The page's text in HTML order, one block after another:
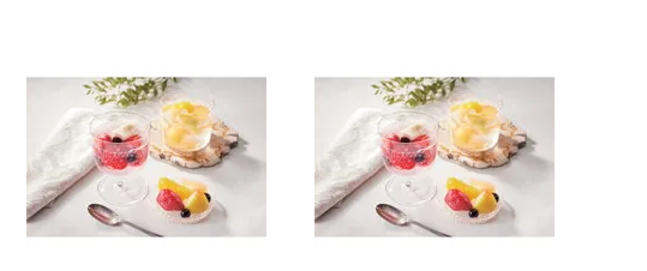
順）
人気順
レビュー件数（多い
順）
レビュー評価（高い
順）
価格（安い順）
価格（高い順）